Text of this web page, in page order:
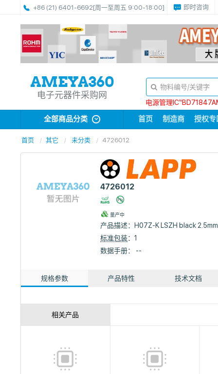
+86 (21) 6401-6692[周一至周五 9:00-18:00] 即时咨询
电子元器件采购网
电源管理
全部商品分类 首页 制造商 授权专
首页 其它 未分类 4726012
4726012
量产中
产品描述：
H07Z-K LSZH black
标准包装：1
数据手册： --
规格参数 产品特性 技术文档
相关产品